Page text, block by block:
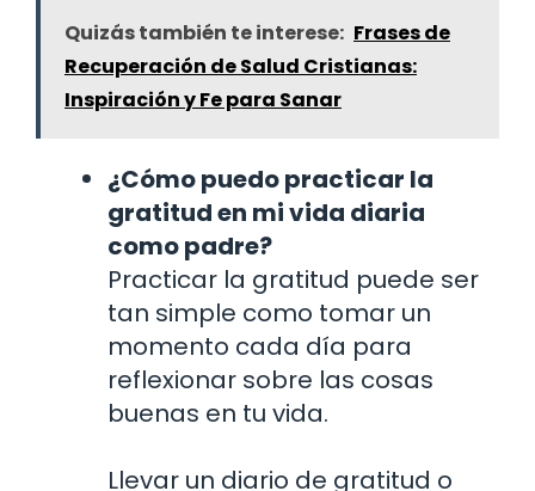
Quizás también te interese: Frases de
Recuperación de Salud Cristianas:
Inspiración y Fe para Sanar
¿Cómo puedo practicar la
gratitud en mi vida diaria
como padre?
Practicar la gratitud puede ser
tan simple como tomar un
momento cada día para
reflexionar sobre las cosas
buenas en tu vida.
Llevar un diario de gratitud o